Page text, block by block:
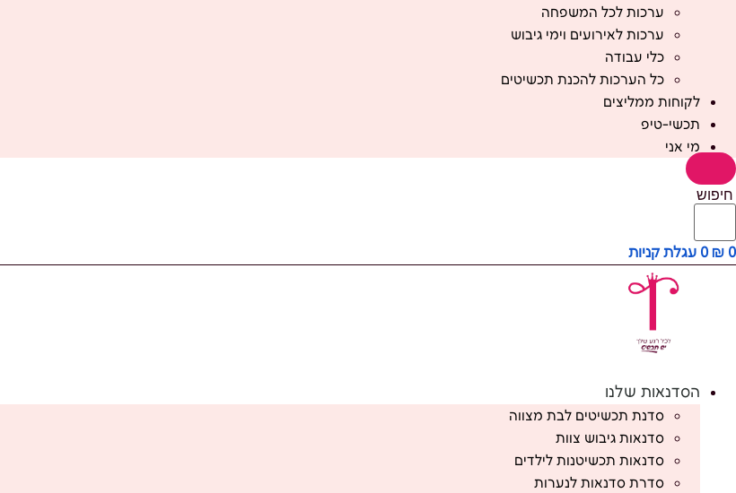
ערכות לכל המשפחה
ערכות לאירועים וימי גיבוש
כלי עבודה
כל הערכות להכנת תכשיטים
לקוחות ממליצים
תכשי-טיפ
מי אני
חיפוש
₪ 0
0 עגלת קניות
הסדנאות שלנו
סדנת תכשיטים לבת מצווה
סדנאות גיבוש צוות
סדנאות תכשיטנות לילדים
סדרת סדנאות לנערות